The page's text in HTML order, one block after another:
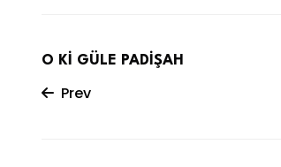
O Kİ GÜLE PADİŞAH
Prev